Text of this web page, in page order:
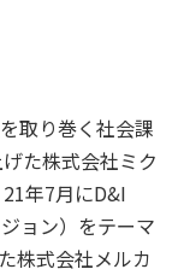
取り巻く社会課
た株式会社ミク
年7月にD&I
ョン）をテーマ
株式会社メルカ